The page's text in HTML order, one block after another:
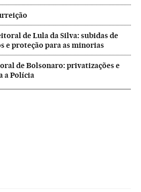
de Lula da Silva: subidas de
e proteção para as minorias
de Bolsonaro: privatizações e
a Polícia